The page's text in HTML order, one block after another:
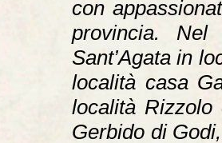
con
provincia. Nel
Sant’Agata in
località casa
località
Gerbido di